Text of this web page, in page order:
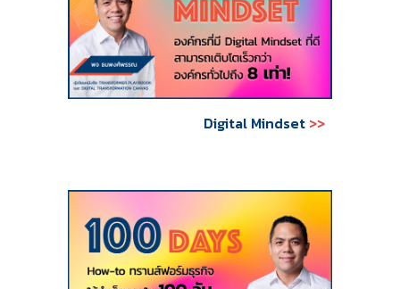
Digital Mindset >>